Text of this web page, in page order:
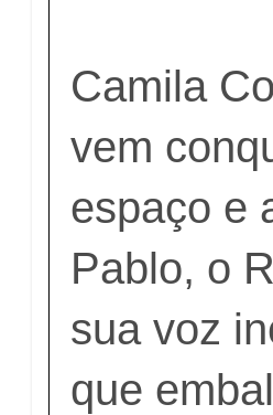
Camila
vem
espaço e
Pablo, o
sua voz
que